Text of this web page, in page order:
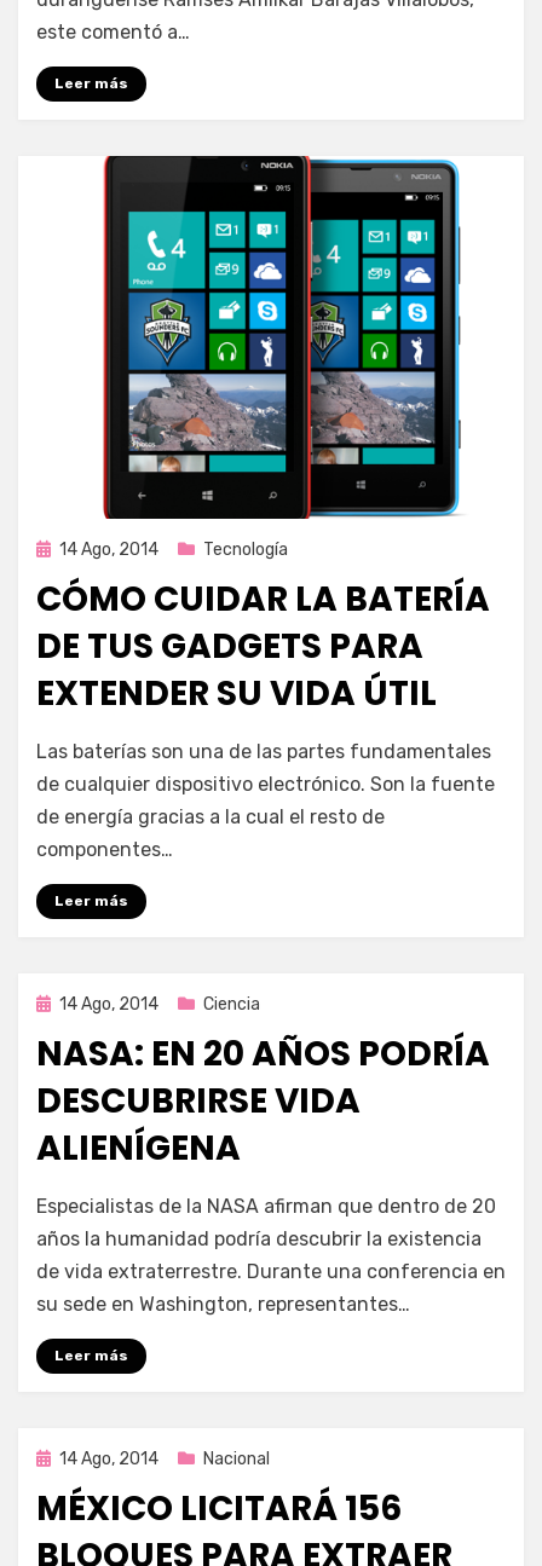
este comentó a…
Leer más
Publicada
14 Ago, 2014 Tecnología
CÓMO CUIDAR LA BATERÍA
DE TUS GADGETS PARA
EXTENDER SU VIDA ÚTIL
por Enrique
Las baterías son una de las partes fundamentales
de cualquier dispositivo electrónico. Son la fuente
de energía gracias a la cual el resto de
componentes…
Leer más
Publicada
14 Ago, 2014 Ciencia
NASA: EN 20 AÑOS PODRÍA
DESCUBRIRSE VIDA
ALIENÍGENA
Enrique
Especialistas de la NASA afirman que dentro de 20
años la humanidad podría descubrir la existencia
de vida extraterrestre. Durante una conferencia en
su sede en Washington, representantes…
Leer más
Publicada
14 Ago, 2014 Nacional
MÉXICO LICITARÁ 156
BLOQUES PARA EXTRAER